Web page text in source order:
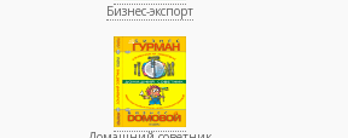
Бизнес-экспорт